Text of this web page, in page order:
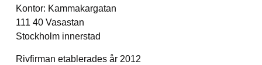
Kontor: Kammakargatan
111 40 Vasastan
Stockholm innerstad
Rivfirman etablerades år 2012